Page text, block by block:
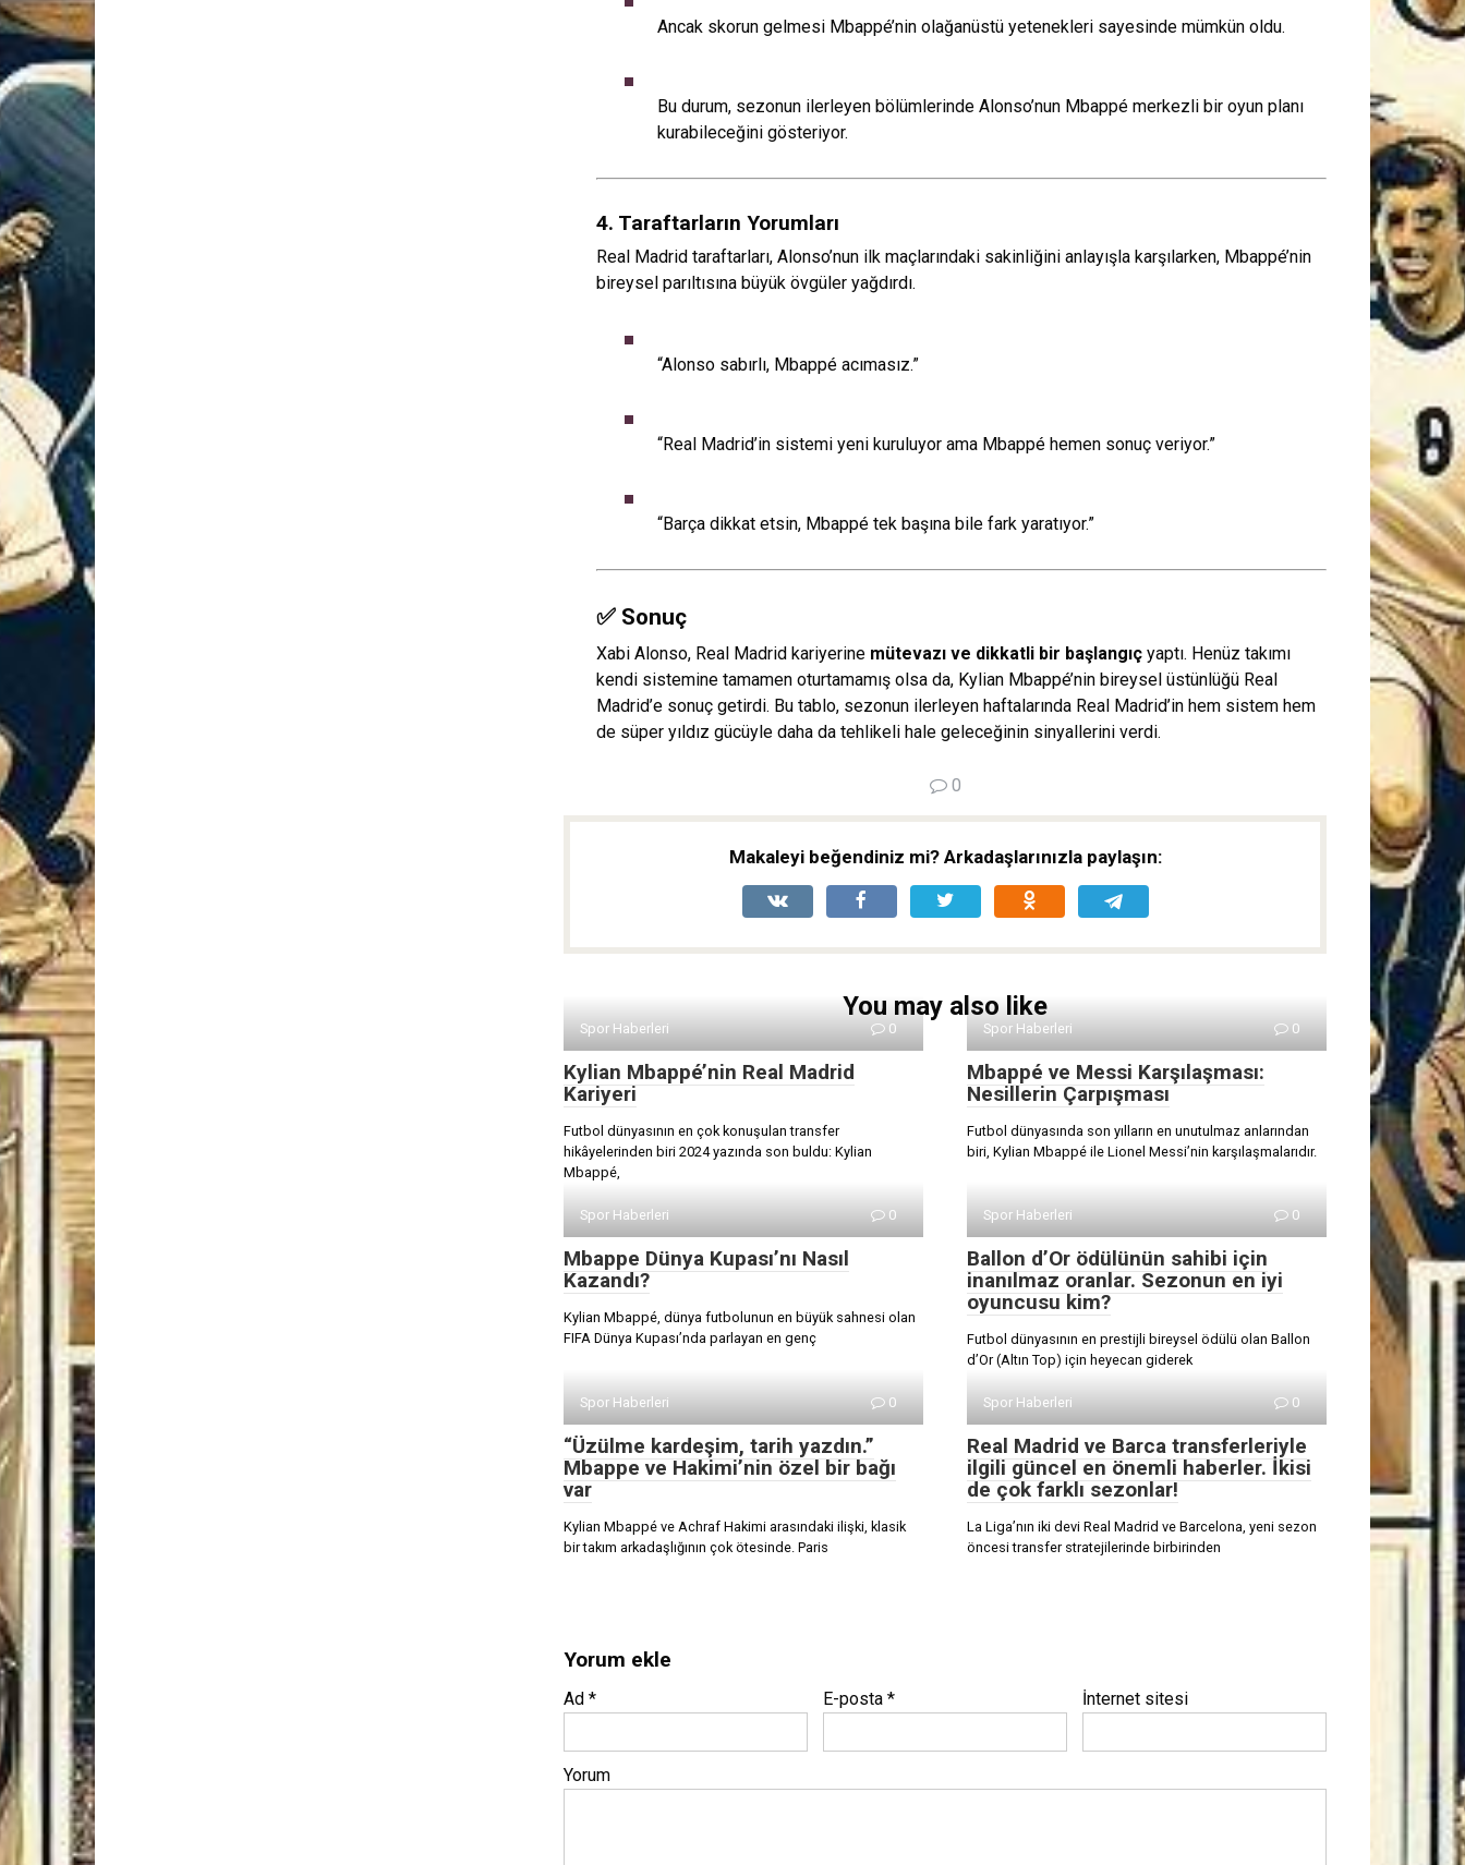
Ancak skorun gelmesi Mbappé’nin olağanüstü yetenekleri sayesinde mümkün oldu.
Bu durum, sezonun ilerleyen bölümlerinde Alonso’nun Mbappé merkezli bir oyun planı
kurabileceğini gösteriyor.
4. Taraftarların Yorumları
Real Madrid taraftarları, Alonso’nun ilk maçlarındaki sakinliğini anlayışla karşılarken, Mbappé’nin
bireysel parıltısına büyük övgüler yağdırdı.
“Alonso sabırlı, Mbappé acımasız.”
“Real Madrid’in sistemi yeni kuruluyor ama Mbappé hemen sonuç veriyor.”
“Barça dikkat etsin, Mbappé tek başına bile fark yaratıyor.”
✅ Sonuç
Xabi Alonso, Real Madrid kariyerine mütevazı ve dikkatli bir başlangıç yaptı. Henüz takımı
kendi sistemine tamamen oturtamamış olsa da, Kylian Mbappé’nin bireysel üstünlüğü Real
Madrid’e sonuç getirdi. Bu tablo, sezonun ilerleyen haftalarında Real Madrid’in hem sistem hem
de süper yıldız gücüyle daha da tehlikeli hale geleceğinin sinyallerini verdi.
0
Makaleyi beğendiniz mi? Arkadaşlarınızla paylaşın:
You may also like
Spor Haberleri 0
Kylian Mbappé’nin Real Madrid
Kariyeri
Futbol dünyasının en çok konuşulan transfer
hikâyelerinden biri 2024 yazında son buldu: Kylian
Mbappé,
Spor Haberleri 0
Mbappé ve Messi Karşılaşması:
Nesillerin Çarpışması
Futbol dünyasında son yılların en unutulmaz anlarından
biri, Kylian Mbappé ile Lionel Messi’nin karşılaşmalarıdır.
Spor Haberleri 0
Mbappe Dünya Kupası’nı Nasıl
Kazandı?
Kylian Mbappé, dünya futbolunun en büyük sahnesi olan
FIFA Dünya Kupası’nda parlayan en genç
Spor Haberleri 0
Ballon d’Or ödülünün sahibi için
inanılmaz oranlar. Sezonun en iyi
oyuncusu kim?
Futbol dünyasının en prestijli bireysel ödülü olan Ballon
d’Or (Altın Top) için heyecan giderek
Spor Haberleri 0
“Üzülme kardeşim, tarih yazdın.”
Mbappe ve Hakimi’nin özel bir bağı
var
Kylian Mbappé ve Achraf Hakimi arasındaki ilişki, klasik
bir takım arkadaşlığının çok ötesinde. Paris
Spor Haberleri 0
Real Madrid ve Barca transferleriyle
ilgili güncel en önemli haberler. İkisi
de çok farklı sezonlar!
La Liga’nın iki devi Real Madrid ve Barcelona, yeni sezon
öncesi transfer stratejilerinde birbirinden
Yorum ekle
Ad * E-posta * İnternet sitesi
Yorum